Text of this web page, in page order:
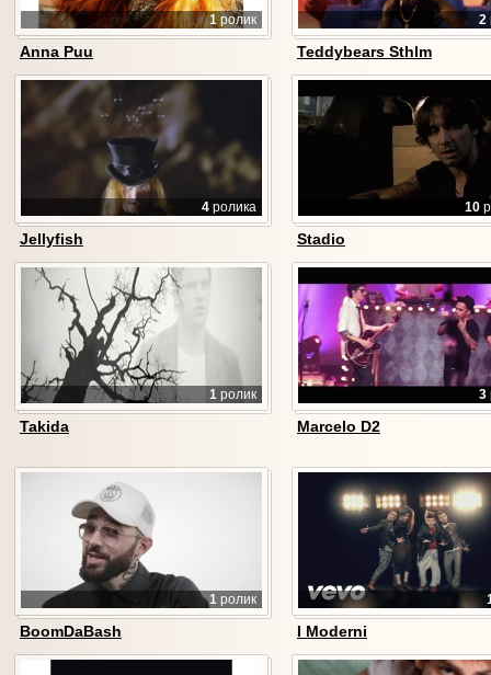
1ролик
Anna Puu
2
Teddybears Sthlm
4 ролика
Jellyfish
10
Stadio
1 ролик
Takida
3
Marcelo D2
1 ролик
BoomDaBash I Moderni